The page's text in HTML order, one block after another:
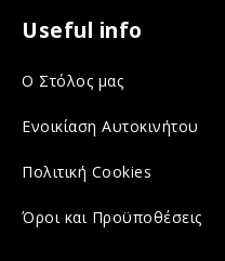
s
c
i
a
m
n
o
c
l
Useful info
Ο Στόλος μας
Ενοικίαση Αυτοκινήτου
Πολιτική Cookies
Όροι και Προϋποθέσεις